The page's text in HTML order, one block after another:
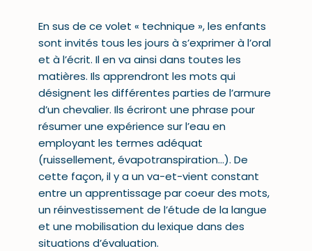
En sus de ce volet « technique », les enfants
sont invités tous les jours à s’exprimer à l’oral
et à l’écrit. Il en va ainsi dans toutes les
matières. Ils apprendront les mots qui
désignent les différentes parties de l’armure
d’un chevalier. Ils écriront une phrase pour
résumer une expérience sur l’eau en
employant les termes adéquat
(ruissellement, évapotranspiration…). De
cette façon, il y a un va-et-vient constant
entre un apprentissage par coeur des mots,
un réinvestissement de l’étude de la langue
et une mobilisation du lexique dans des
situations d’évaluation.